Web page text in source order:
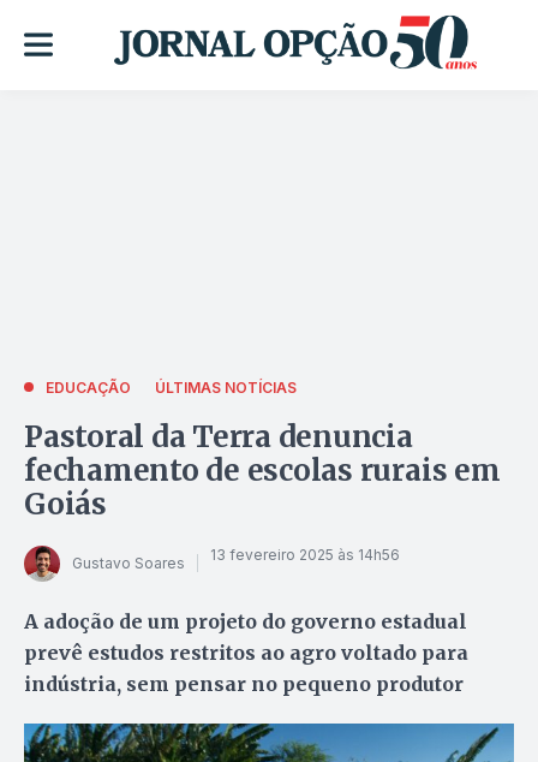
EDUCAÇÃO ÚLTIMAS NOTÍCIAS
Pastoral da Terra denuncia
fechamento de escolas rurais em
Goiás
Gustavo Soares 13 fevereiro 2025 às 14h56
A adoção de um projeto do governo estadual
prevê estudos restritos ao agro voltado para
indústria, sem pensar no pequeno produtor